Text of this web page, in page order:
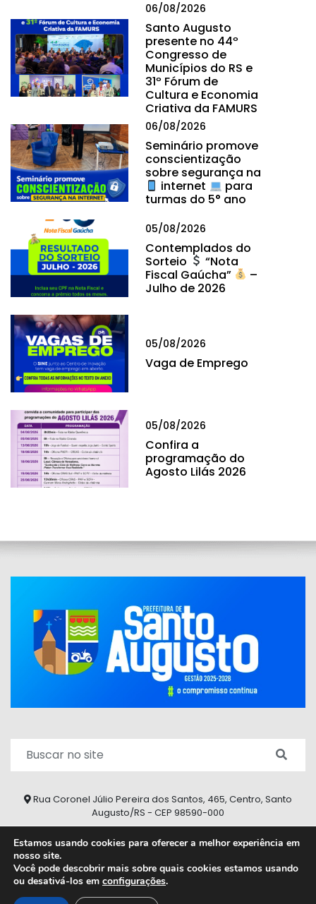
06/08/2026
Santo Augusto
presente no 44º
Congresso de
Municípios do RS e
31º Fórum de
Cultura e Economia
Criativa da FAMURS
06/08/2026
Seminário promove
conscientização
sobre segurança na
internet
para
turmas do 5° ano
05/08/2026
Contemplados do
Sorteio
“Nota
Fiscal Gaúcha”
–
Julho de 2026
05/08/2026
Vaga de Emprego
05/08/2026
Confira a
programação do
Agosto Lilás 2026
Rua Coronel Júlio Pereira dos Santos, 465, Centro, Santo
Augusto/RS - CEP 98590-000
2026 © Todos os direitos reservados.
Estamos usando cookies para oferecer a melhor experiência em
nosso site.
Você pode descobrir mais sobre quais cookies estamos usando
ou desativá-los em configurações.